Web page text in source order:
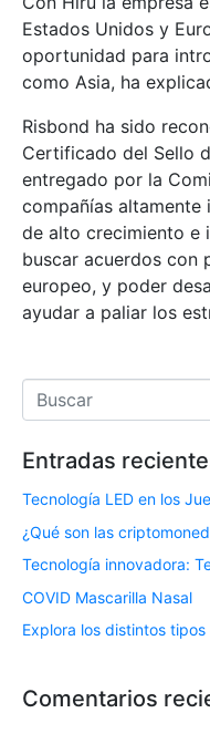
Estados Unidos y
oportunidad para
como Asia, ha
Risbond ha sido
Certificado del Sello
entregado por la
compañías altamente
de alto crecimiento e
buscar acuerdos con
europeo, y poder
ayudar a paliar los
Entradas
Tecnología LED en los
¿Qué son las
Tecnología innovadora:
COVID Mascarilla Nasal
Explora los distintos
Comentarios